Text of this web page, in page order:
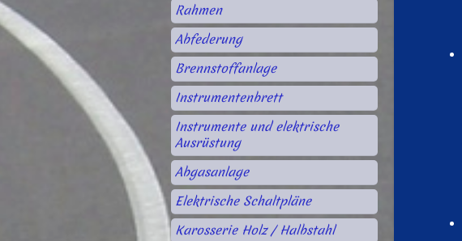
Rahmen
Abfederung
Brennstoffanlage
Instrumentenbrett
Instrumente und elektrische
Ausrüstung
Abgasanlage
Elektrische Schaltpläne
Karosserie Holz / Halbstahl